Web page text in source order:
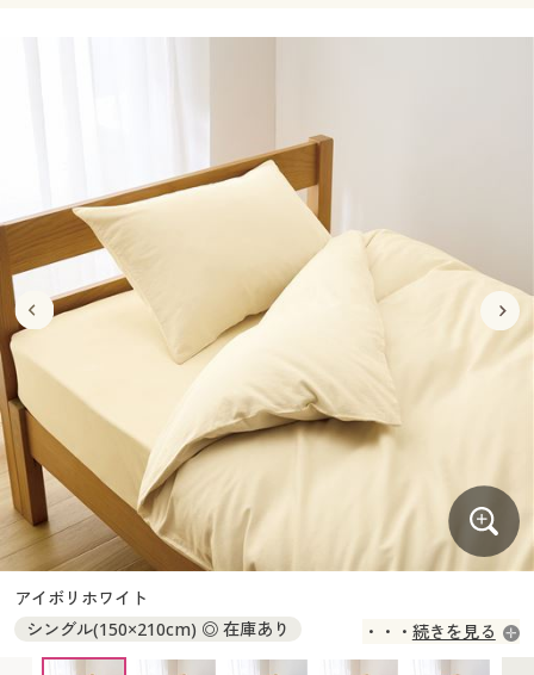
キッチン・雑貨・日用品
寝具・インテリア・家具通販すべて
家具・収納
寝具・ベッド
カーテン・ラグ・ファブリック
美容・健康通販すべて
美容・健康・サプリメント
制服・スクール
制服・スクールすべて
ジュニア・ティーンズ下着
大きいサイズ
大きいサイズ通販すべて
大きいサイズ レディース服
大きいサイズ レディース下着
大きいサイズ メンズ
大きいサイズ 事務・制服
バーゲンセール
シークレットセール
詳細検索
商品カテゴリ一覧
カタログ
カタログ・チラシからのご注文
デジタルカタログ
寝具・ベッド
カーテン・ラグ・ファブリック
美容・健康・サプリメント
制服・スクールすべて
制服・学生服
ジュニア・ティーンズ下着
大きいサイズ
大きいサイズ通販すべて
大きいサイズ レディース服
大きいサイズ レディース下着
大きいサイズ メンズ
大きいサイズ 事務・制服
バーゲン
バーゲンセール
シークレットセール
詳細検索
商品カテゴリ一覧
カタログ
カタログ・チラシからのご注文
デジタルカタログ
カタログ無料プレゼント
アイボリホワイト
シングル(150×210cm) ◎ 在庫あり
セミダブル(170×210cm) ◎ 在庫あり
続きを見る